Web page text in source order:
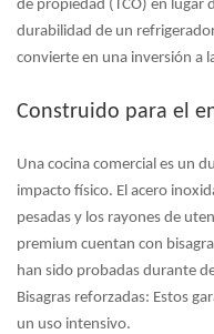
de propiedad (TCO) en lugar
durabilidad de un
convierte en una inversión a
Construido para el
Una cocina comercial es un
impacto físico. El acero
pesadas y los rayones de
premium cuentan con
han sido probadas durante
Bisagras reforzadas: Estos
un uso intensivo.